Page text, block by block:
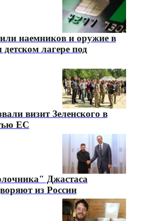
наемников и оружие в
лагере под
визит Зеленского в
ЕС
Джастаса
из России